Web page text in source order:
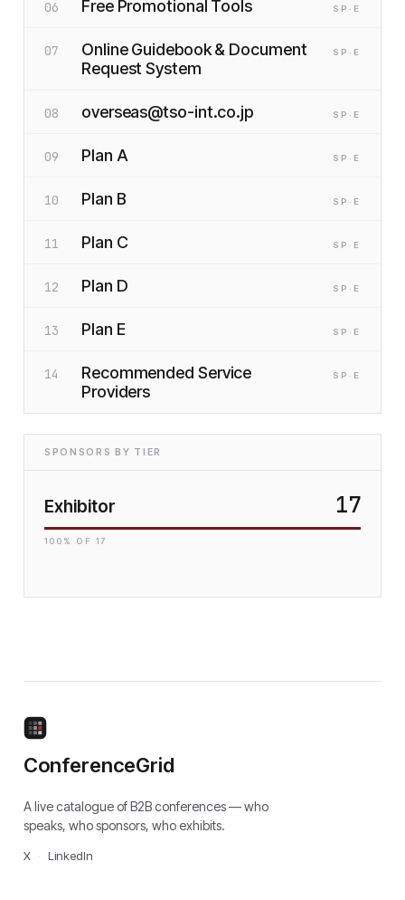
06 Free Promotional Tools SP ·E
07
Online Guidebook & Document
Request System
SP ·E
08 overseas@tso-int.co.jp SP ·E
09 Plan A SP ·E
10 Plan B SP ·E
11 Plan C SP ·E
12 Plan D SP ·E
13 Plan E SP ·E
14
Recommended Service
Providers
SP ·E
SPONSORS BY TIER
Exhibitor 17
100 % OF 17
ConferenceGrid
A live catalogue of B2B conferences — who
speaks, who sponsors, who exhibits.
X LinkedIn